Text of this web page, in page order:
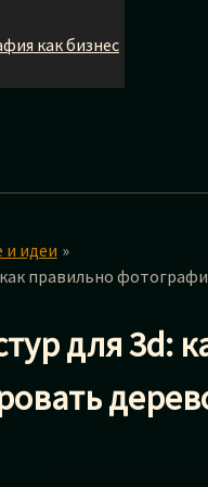
как бизнес
и идеи
как правильно
для 3d: